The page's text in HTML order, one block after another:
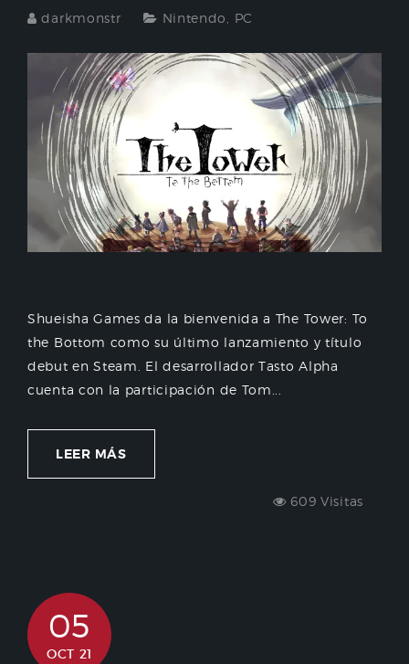
darkmonstr Nintendo PC
Shueisha Games da la bienvenida a The Tower: To
the Bottom como su último lanzamiento y título
debut en Steam. El desarrollador Tasto Alpha
cuenta con la participación de Tom...
LEER MÁS
609 Visitas
05
OCT 21